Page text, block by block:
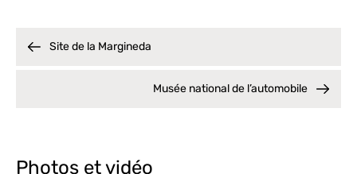
Photos et vidéo
Site de la Margineda
Musée national de l’automobile